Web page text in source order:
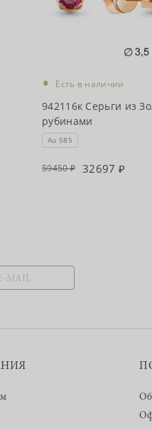
• Есть в наличии
942116к Серьги из
рубинами
Au 585
59450 32697